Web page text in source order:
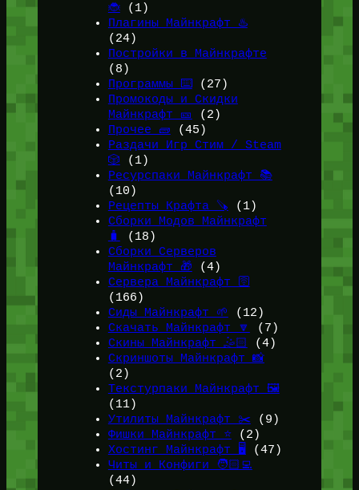
🐞(1)
Плагины Майнкрафт ♨️
(24)
Постройки в Майнкрафте
(8)
Программы ⌨️ (27)
Промокоды и Скидки
Майнкрафт 🎫
(2)
Прочее 🧱 (45)
Раздачи Игр Стим / Steam
🎲 (1)
Ресурспаки Майнкрафт 📚
(10)
Рецепты Крафта 🪚 (1)
Сборки Модов Майнкрафт
🧳
(18)
Сборки Серверов
Майнкрафт 🎁 (4)
Сервера Майнкрафт 🛜
(166)
Сиды Майнкрафт 🌱
(12)
Скачать Майнкрафт 🔽
(7)
Скины Майнкрафт 🤹🏻
(4)
Скриншоты Майнкрафт 📸
(2)
Текстурпаки Майнкрафт 🖼️
(11)
Утилиты Майнкрафт ✂️ (9)
Фишки Майнкрафт ⭐(2)
Хостинг Майнкрафт 🖥️ (47)
Читы и Конфиги 🧑🏻‍💻
(44)